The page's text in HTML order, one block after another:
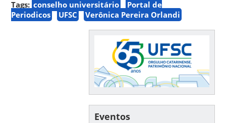
Tags: conselho universitário
Portal de
Periodicos
UFSC Verônica Pereira Orlandi
Eventos